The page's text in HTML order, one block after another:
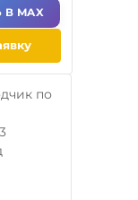
MAX
по